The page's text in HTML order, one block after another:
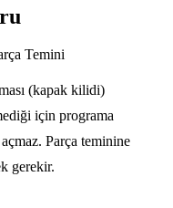
Temini
(kapak kilidi)
için programa
Parça teminine
gerekir.